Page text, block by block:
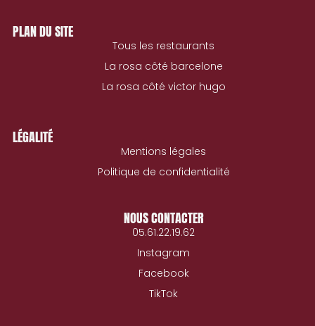
PLAN DU SITE
Tous les restaurants
La rosa côté barcelone
La rosa côté victor hugo
LÉGALITÉ
Mentions légales
Politique de confidentialité
NOUS CONTACTER
05.61.22.19.62
Instagram
Facebook
TikTok